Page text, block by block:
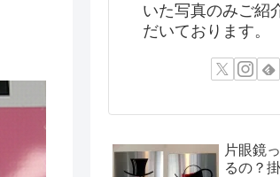
いた写真のみご紹
だいております。
片眼鏡
るの？